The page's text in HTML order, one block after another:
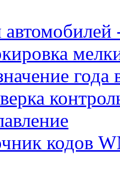
года
кодов